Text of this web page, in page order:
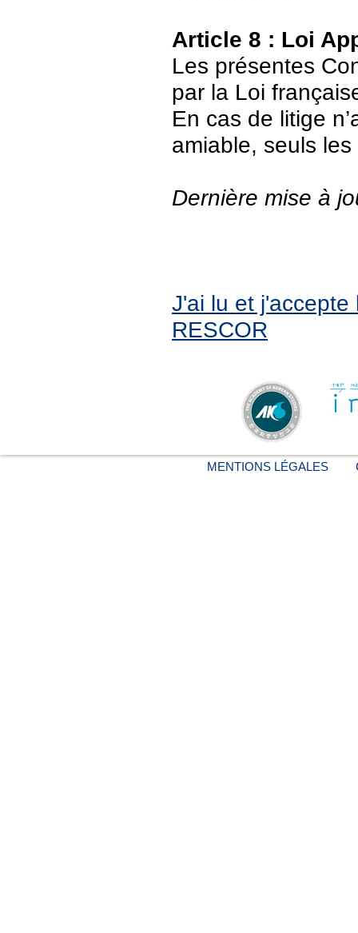
Article 8 : Loi
Les présentes
par la Loi
En cas de litige
amiable, seuls
Dernière mise à
J'ai lu et
RESCOR
MENTIONS LÉGALES